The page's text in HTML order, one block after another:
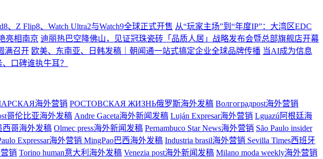
、Z Flip8、Watch Ultra2与Watch9全球正式开售 从“玩家主场”到“年度IP”：大湾区EDC
亮相南京 迪丽热巴空降佛山，见证冠珠瓷砖「品质人居」战略发布会暨总部旗舰店开幕
满召开 欧美、东南亚、日韩发稿｜朝闻通一站式搞定企业全球品牌传播 当AI成为信息
口碑谁执牛耳？
海外营销 РОСТОВСКАЯ ЖИЗНЬ俄罗斯海外发稿 Волгоградpost海外营销
哥伦比亚海外发稿 Andre Gaceta海外新闻发稿 Luján Expresar海外营销 Lguazú阿根廷海
西哥海外发稿 Olmec press海外新闻发稿 Pernambuco Star News海外营销 São Paulo insider
Expressar海外营销 MingPao巴西海外发稿 Industria brasil海外营销 Sevilla Times西班牙
销 Torino human意大利海外发稿 Venezia post海外新闻发稿 Milano moda weekly海外营销